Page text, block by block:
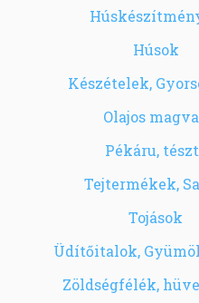
Húsok
Készételek,
Olajos
Pékáru,
Tejtermékek,
Tojások
Üdítőitalok,
Zöldségfélék,